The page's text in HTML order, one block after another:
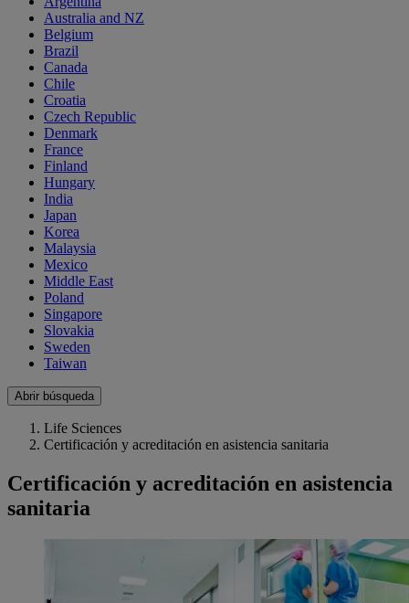
Australia and NZ
Belgium
Brazil
Canada
Chile
Croatia
Czech Republic
Denmark
France
Finland
Hungary
India
Japan
Korea
Malaysia
Mexico
Middle East
Poland
Singapore
Slovakia
Sweden
Taiwan
Abrir búsqueda
Life Sciences
Certificación y acreditación en asistencia sanitaria
Certificación y acreditación en asistencia
sanitaria